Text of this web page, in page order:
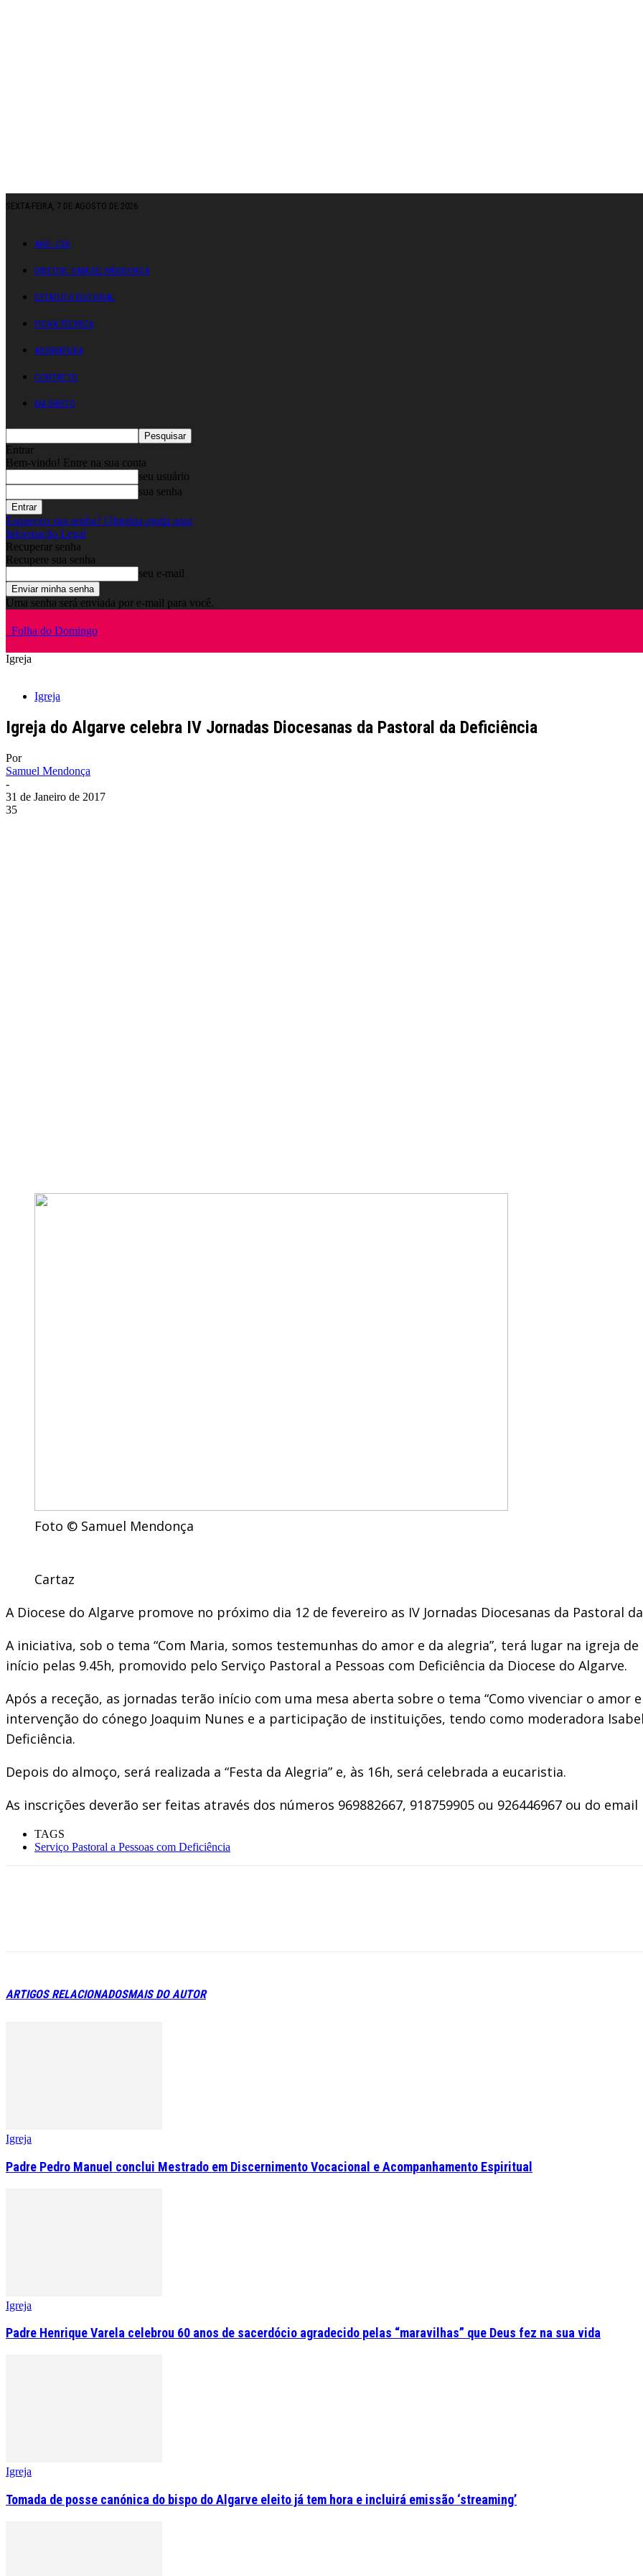
SEXTA-FEIRA, 7 DE AGOSTO DE 2026
ANO: CXII
DIRETOR: SAMUEL MENDONÇA
ESTATUTO EDITORIAL
FICHA TÉCNICA
ASSINATURA
CONTACTO
EM DIRETO
Entrar
Bem-vindo! Entre na sua conta
seu usuário
sua senha
Esqueceu sua senha? Obtenha ajuda aqui
Informação Legal
Recuperar senha
Recupere sua senha
seu e-mail
Uma senha será enviada por e-mail para você.
Folha do Domingo
Igreja
Igreja
Igreja do Algarve celebra IV Jornadas Diocesanas da Pastoral da Deficiência
Por
Samuel Mendonça
-
31 de Janeiro de 2017
35
Foto © Samuel Mendonça
Cartaz
A Diocese do Algarve promove no próximo dia 12 de fevereiro as IV Jornadas Diocesanas da Pastoral
A iniciativa, sob o tema “Com Maria, somos testemunhas do amor e da alegria”, terá lugar na igreja
início pelas 9.45h, promovido pelo Serviço Pastoral a Pessoas com Deficiência da Diocese do Algarve.
Após a receção, as jornadas terão início com uma mesa aberta sobre o tema “Como vivenciar o amor
intervenção do cónego Joaquim Nunes e a participação de instituições, tendo como moderadora
Deficiência.
Depois do almoço, será realizada a “Festa da Alegria” e, às 16h, será celebrada a eucaristia.
As inscrições deverão ser feitas através dos números 969882667, 918759905 ou 926446967 ou do
TAGS
Serviço Pastoral a Pessoas com Deficiência
ARTIGOS RELACIONADOSMAIS DO AUTOR
Igreja
Padre Pedro Manuel conclui Mestrado em Discernimento Vocacional e Acompanhamento Espiritual
Igreja
Padre Henrique Varela celebrou 60 anos de sacerdócio agradecido pelas “maravilhas” que Deus fez na sua vida
Igreja
Tomada de posse canónica do bispo do Algarve eleito já tem hora e incluirá emissão ‘streaming’